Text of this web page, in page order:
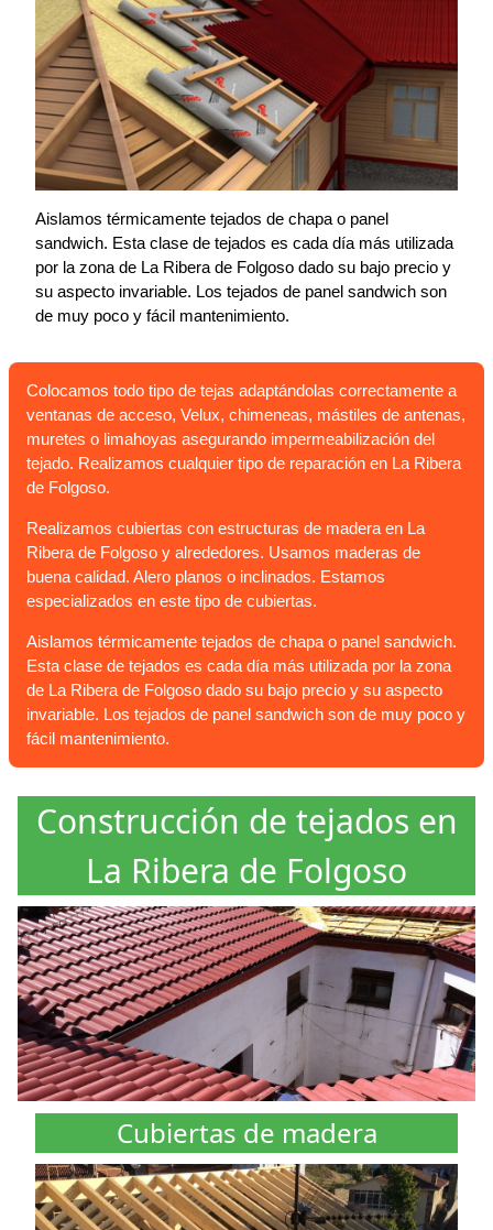
Aislamos térmicamente tejados de chapa o panel
sandwich. Esta clase de tejados es cada día más utilizada
por la zona de La Ribera de Folgoso dado su bajo precio y
su aspecto invariable. Los tejados de panel sandwich son
de muy poco y fácil mantenimiento.
Colocamos todo tipo de tejas adaptándolas correctamente a
ventanas de acceso, Velux, chimeneas, mástiles de antenas,
muretes o limahoyas asegurando impermeabilización del
tejado. Realizamos cualquier tipo de reparación en La Ribera
de Folgoso.
Realizamos cubiertas con estructuras de madera en La
Ribera de Folgoso y alrededores. Usamos maderas de
buena calidad. Alero planos o inclinados. Estamos
especializados en este tipo de cubiertas.
Aislamos térmicamente tejados de chapa o panel sandwich.
Esta clase de tejados es cada día más utilizada por la zona
de La Ribera de Folgoso dado su bajo precio y su aspecto
invariable. Los tejados de panel sandwich son de muy poco y
fácil mantenimiento.
Construcción de tejados en
La Ribera de Folgoso
Cubiertas de madera